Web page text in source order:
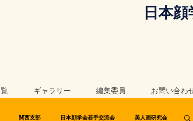
日本
ギャラリー 編集委員 お問い合わ
関西支部 日本顔学会若手交流会 美人画研究会